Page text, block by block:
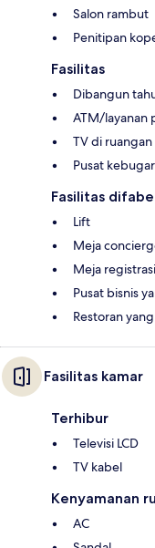
Salon rambut
Penitipan
Fasilitas
Dibangun
ATM/layanan
TV di
Pusat
Fasilitas
Lift
Meja
Meja
Pusat bisnis
Restoran
Fasilitas kamar
Terhibur
Televisi LCD
TV kabel
Kenyamanan
AC